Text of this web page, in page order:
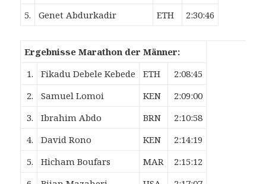
5.
Genet Abdurkadir ETH 2:30:46
Ergebnisse Marathon der Männer:
1.
Fikadu Debele Kebede ETH
2:08:45
2.
Samuel Lomoi KEN
2:09:00
3.
Ibrahim Abdo BRN
2:10:58
4.
David Rono KEN
2:14:19
5.
Hicham Boufars MAR
2:15:12